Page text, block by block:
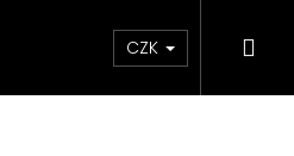
Doplňky Novinky
CZK